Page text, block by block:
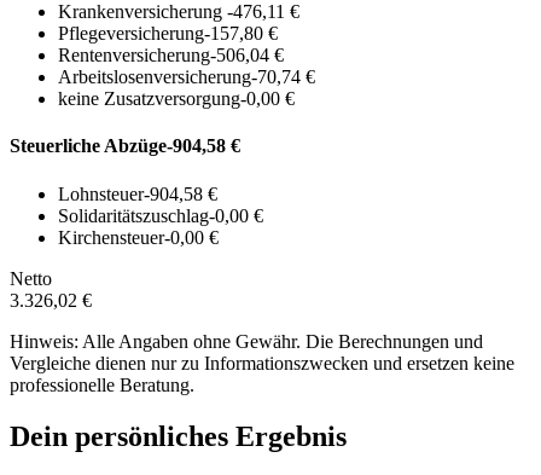
Krankenversicherung -476,11 €
Pflegeversicherung-157,80 €
Rentenversicherung-506,04 €
Arbeitslosenversicherung-70,74 €
keine Zusatzversorgung-0,00 €
Steuerliche Abzüge-904,58 €
Lohnsteuer-904,58 €
Solidaritätszuschlag-0,00 €
Kirchensteuer-0,00 €
Netto
3.326,02 €
Hinweis: Alle Angaben ohne Gewähr. Die Berechnungen und
Vergleiche dienen nur zu Informationszwecken und ersetzen keine
professionelle Beratung.
Dein persönliches Ergebnis